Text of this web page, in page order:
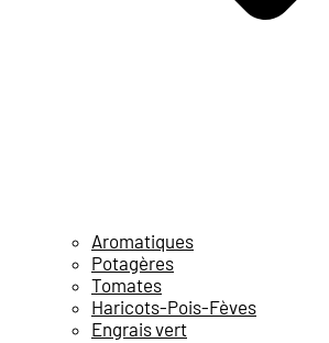
Aromatiques
Potagères
Tomates
Haricots-Pois-Fèves
Engrais vert